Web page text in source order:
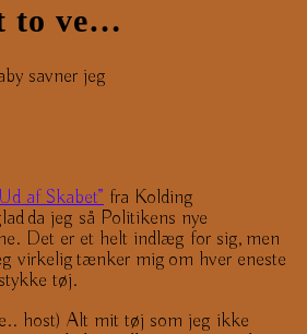
to ve…
savner jeg
af Skabet” fra Kolding
da jeg så Politikens nye
Det er et helt indlæg for sig, men
virkelig tænker mig om hver eneste
tøj.
host) Alt mit tøj som jeg ikke